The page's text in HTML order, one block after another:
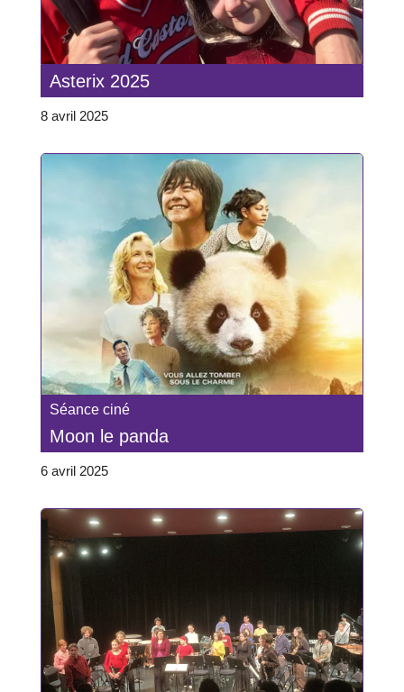
Asterix 2025
8 avril 2025
Séance ciné
Moon le panda
6 avril 2025